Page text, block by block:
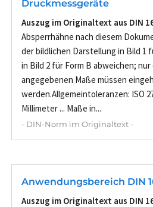
Druckmessgeräte
Auszug im Originaltext aus DIN
Absperrhähne nach diesem
der bildlichen Darstellung in Bild 1
in Bild 2 für Form B abweichen; nur
angegebenen Maße müssen
werden.Allgemeintoleranzen: ISO
Millimeter ... Maße in...
- DIN-Norm im Originaltext -
Anwendungsbereich DIN
Auszug im Originaltext aus DIN